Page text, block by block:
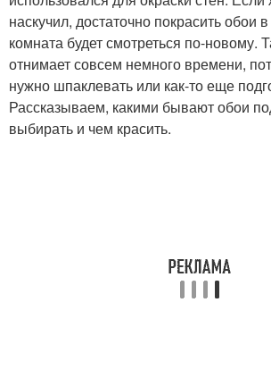
наскучил, достаточно покрасить обои
комната будет смотреться по-новому.
отнимает совсем немного времени,
нужно шпаклевать или как-то еще
Рассказываем, какими бывают обои
выбирать и чем красить.